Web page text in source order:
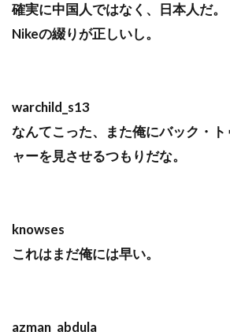
確実に中国人ではなく、日本人だ。
Nikeの綴りが正しいし。
warchild_s13
なんてこった、また俺にバック・
ャーを見させるつもりだな。
knowses
これはまだ俺には早い。
azman_abdula